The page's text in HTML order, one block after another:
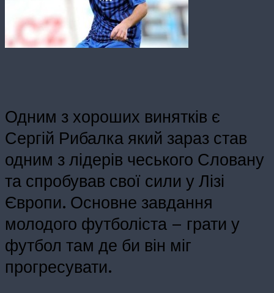
Одним з хороших винятків є
Сергій Рибалка який зараз став
одним з лідерів чеського Словану
та спробував свої сили у Лізі
Європи. Основне завдання
молодого футболіста – грати у
футбол там де би він міг
прогресувати.